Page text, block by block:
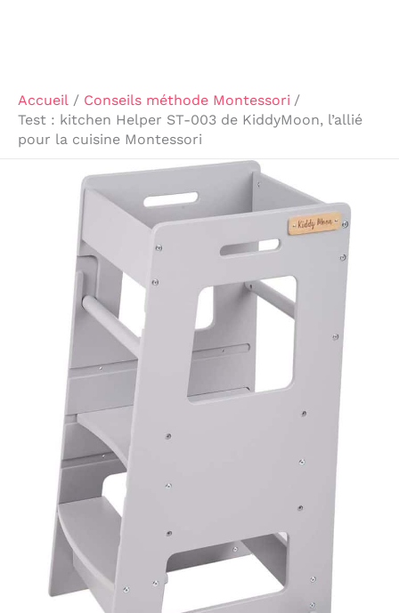
Accueil
Conseils méthode Montessori
Test : kitchen Helper ST-003 de KiddyMoon, l’allié
pour la cuisine Montessori